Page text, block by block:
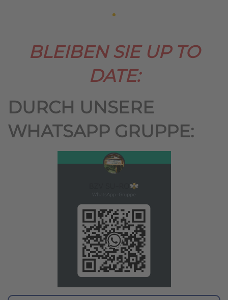
BLEIBEN SIE UP TO
DATE:
DURCH UNSERE
WHATSAPP GRUPPE: